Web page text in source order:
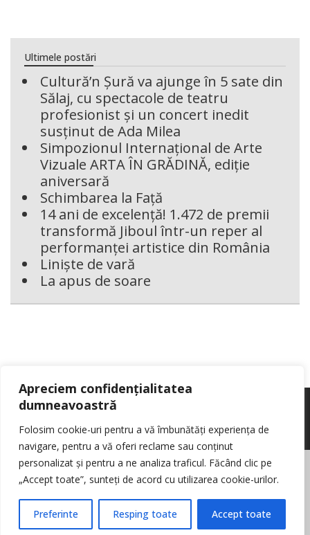
Apreciem confidențialitatea
dumneavoastră
Folosim cookie-uri pentru a vă îmbunătăți experiența de
navigare, pentru a vă oferi reclame sau conținut
personalizat și pentru a ne analiza traficul. Făcând clic pe
„Accept toate”, sunteți de acord cu utilizarea cookie-urilor.
Preferinte Resping toate Accept toate
Ultimele postări
Cultură’n Șură va ajunge în 5 sate din
Sălaj, cu spectacole de teatru
profesionist și un concert inedit
susținut de Ada Milea
Simpozionul Internațional de Arte
Vizuale ARTA ÎN GRĂDINĂ, ediție
aniversară
Schimbarea la Față
14 ani de excelență! 1.472 de premii
transformă Jiboul într-un reper al
performanței artistice din România
Liniște de vară
La apus de soare
© Reporter pur si simplu
Politica de cookie-
uri
Nota de informare cu privire la prelucrarea de date personale
Log in